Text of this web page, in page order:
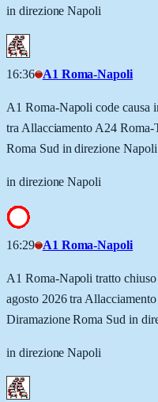
in direzione Napoli
16:36 A1 Roma-Napoli
A1 Roma-Napoli code causa
tra Allacciamento A24
Roma Sud in direzione Napoli
in direzione Napoli
16:29 A1 Roma-Napoli
A1 Roma-Napoli tratto
agosto 2026 tra
Diramazione Roma Sud in
in direzione Napoli